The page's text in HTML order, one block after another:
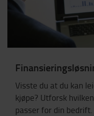
Visste du at du kan
kjøpe? Utforsk
passer for din bedrift.